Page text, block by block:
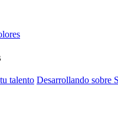
talento Desarrollando sobre